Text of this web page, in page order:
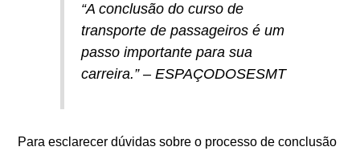
“A conclusão do curso de
transporte de passageiros é um
passo importante para sua
carreira.” – ESPAÇODOSESMT
Para esclarecer dúvidas sobre o processo de conclusão